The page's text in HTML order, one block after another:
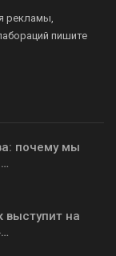
рекламы,
пишите
почему мы
выступит на